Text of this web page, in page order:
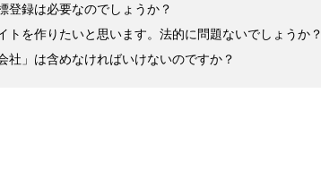
登録は必要なのでしょうか？
トを作りたいと思います。法的に問題ないでしょうか？
社」は含めなければいけないのですか？